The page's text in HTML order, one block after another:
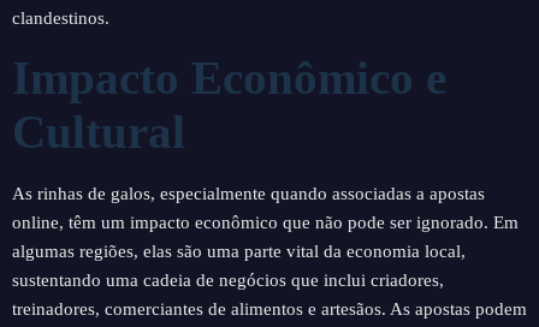
clandestinos.
Impacto Econômico e
Cultural
As rinhas de galos, especialmente quando associadas a apostas
online, têm um impacto econômico que não pode ser ignorado. Em
algumas regiões, elas são uma parte vital da economia local,
sustentando uma cadeia de negócios que inclui criadores,
treinadores, comerciantes de alimentos e artesãos. As apostas podem